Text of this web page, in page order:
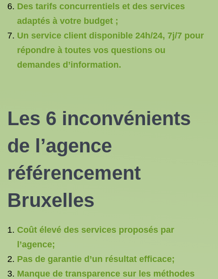
Des tarifs concurrentiels et des services
adaptés à votre budget ;
Un service client disponible 24h/24, 7j/7 pour
répondre à toutes vos questions ou
demandes d’information.
Les 6 inconvénients
de l’agence
référencement
Bruxelles
Coût élevé des services proposés par
l’agence;
Pas de garantie d’un résultat efficace;
Manque de transparence sur les méthodes